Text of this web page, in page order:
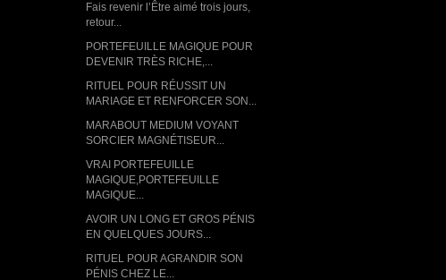
Fais revenir l’Être aimé trois jours,
retour...
PORTEFEUILLE MAGIQUE POUR
DEVENIR TRÈS RICHE,...
RITUEL POUR RÉUSSIT UN
MARIAGE ET RENFORCER SON...
MARABOUT MEDIUM VOYANT
SORCIER MAGNÉTISEUR...
VRAI PORTEFEUILLE
MAGIQUE,PORTEFEUILLE
MAGIQUE...
AVOIR UN LONG ET GROS PÉNIS
EN QUELQUES JOURS...
RITUEL POUR AGRANDIR SON
PÉNIS CHEZ LE...